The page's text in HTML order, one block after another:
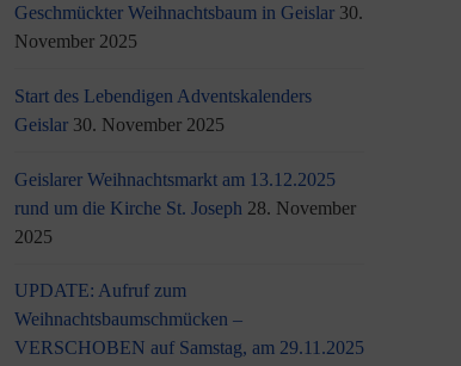
Geschmückter Weihnachtsbaum in Geislar 30.
November 2025
Start des Lebendigen Adventskalenders
Geislar 30. November 2025
Geislarer Weihnachtsmarkt am 13.12.2025
rund um die Kirche St. Joseph 28. November
2025
UPDATE: Aufruf zum
Weihnachtsbaumschmücken –
VERSCHOBEN auf Samstag, am 29.11.2025